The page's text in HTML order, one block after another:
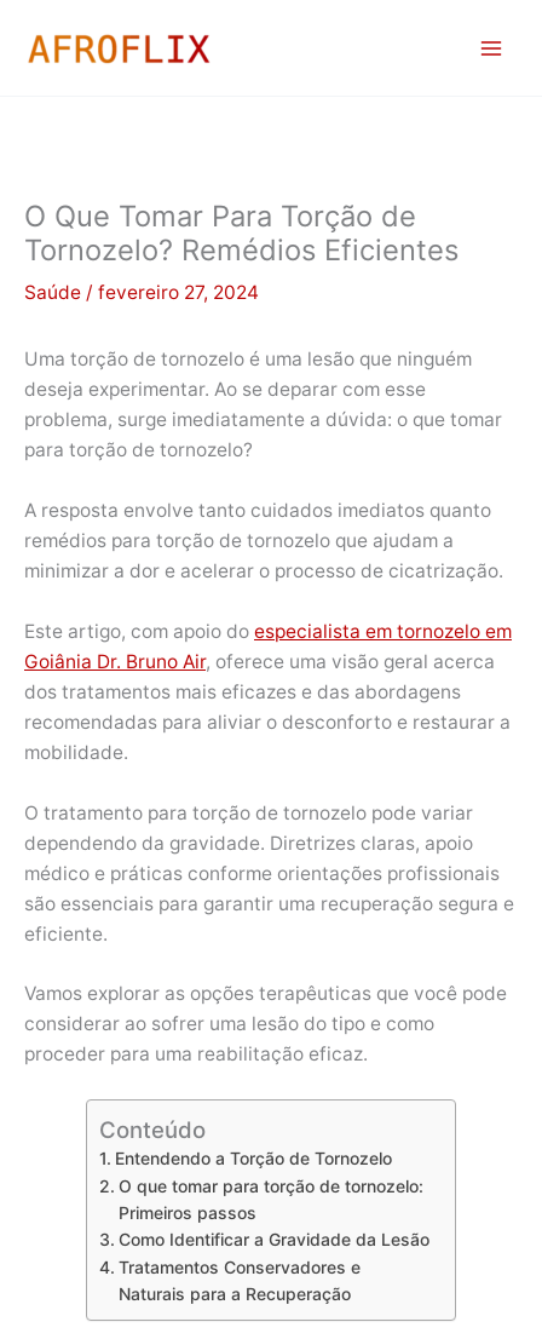
para
O Que Tomar Para Torção de
Tornozelo? Remédios Eficientes
Saúde / fevereiro 27, 2024
Uma torção de tornozelo é uma lesão que ninguém
deseja experimentar. Ao se deparar com esse
problema, surge imediatamente a dúvida: o que tomar
para torção de tornozelo?
A resposta envolve tanto cuidados imediatos quanto
remédios para torção de tornozelo que ajudam a
minimizar a dor e acelerar o processo de cicatrização.
Este artigo, com apoio do especialista em tornozelo em
Goiânia Dr. Bruno Air, oferece uma visão geral acerca
dos tratamentos mais eficazes e das abordagens
recomendadas para aliviar o desconforto e restaurar a
mobilidade.
O tratamento para torção de tornozelo pode variar
dependendo da gravidade. Diretrizes claras, apoio
médico e práticas conforme orientações profissionais
são essenciais para garantir uma recuperação segura e
eficiente.
Vamos explorar as opções terapêuticas que você pode
considerar ao sofrer uma lesão do tipo e como
proceder para uma reabilitação eficaz.
Conteúdo
Entendendo a Torção de Tornozelo
O que tomar para torção de tornozelo:
Primeiros passos
Como Identificar a Gravidade da Lesão
Tratamentos Conservadores e
Naturais para a Recuperação